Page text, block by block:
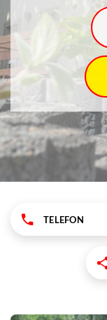
TELEFON